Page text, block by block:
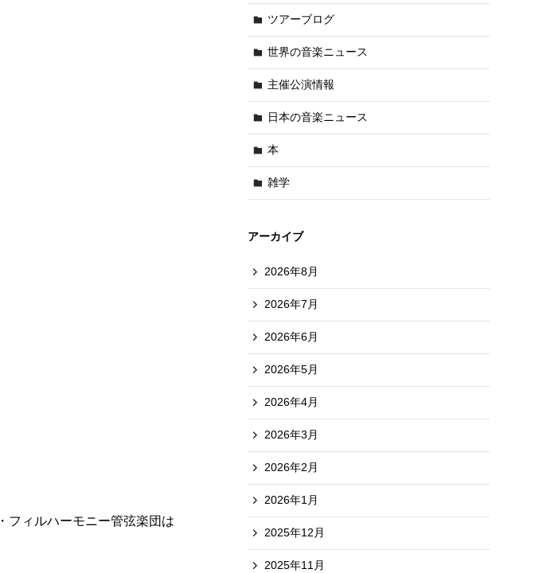
フィルハーモニー管弦楽団は
ツアーブログ
世界の音楽ニュース
主催公演情報
日本の音楽ニュース
本
雑学
アーカイブ
2026年8月
2026年7月
2026年6月
2026年5月
2026年4月
2026年3月
2026年2月
2026年1月
2025年12月
2025年11月